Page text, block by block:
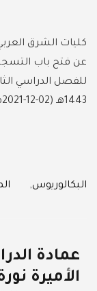
كليات الشرق
عن فتح باب
1443هـ (02-12-2021م) الذكور والاناث المصدر رابط التسجيلسجل
Categories
البكالوريوس,
عمادة
الأميرة